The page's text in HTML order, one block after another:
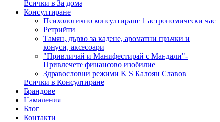
Всички в За дома
Консултиране
Психологично консултиране 1 астрономически час
Ретрийти
Тамян, дърво за кадене, ароматни пръчки и
конуси, аксесоари
"Привличай и Манифестирай с Мандали"-
Привлечете финансово изобилие
Здравословни режими K S Калоян Славов
Всички в Консултиране
Брандове
Намаления
Блог
Контакти